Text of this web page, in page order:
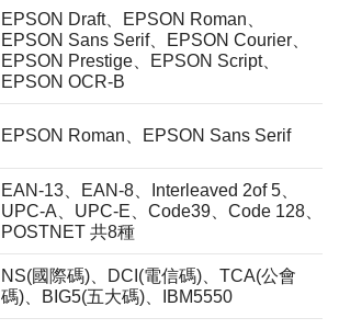
EPSON Draft、EPSON Roman、
EPSON Sans Serif、EPSON Courier、
EPSON Prestige、EPSON Script、
EPSON OCR-B
EPSON Roman、EPSON Sans Serif
EAN-13、EAN-8、Interleaved 2of 5、
UPC-A、UPC-E、Code39、Code 128、
POSTNET 共8種
NS(國際碼)、DCI(電信碼)、TCA(公會
碼)、BIG5(五大碼)、IBM5550